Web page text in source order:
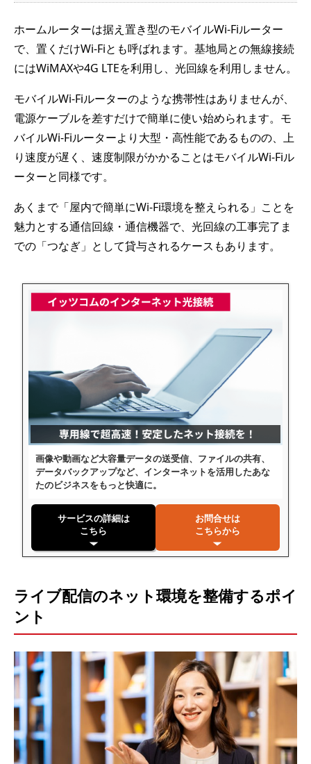
ホームルーターは据え置き型のモバイルWi-Fiルーター
で、置くだけWi-Fiとも呼ばれます。基地局との無線接続
にはWiMAXや4G LTEを利用し、光回線を利用しません。
モバイルWi-Fiルーターのような携帯性はありませんが、
電源ケーブルを差すだけで簡単に使い始められます。モ
バイルWi-Fiルーターより大型・高性能であるものの、上
り速度が遅く、速度制限がかかることはモバイルWi-Fiル
ーターと同様です。
あくまで「屋内で簡単にWi-Fi環境を整えられる」ことを
魅力とする通信回線・通信機器で、光回線の工事完了ま
での「つなぎ」として貸与されるケースもあります。
画像や動画など大容量データの送受信、ファイルの共有、
データバックアップなど、インターネットを活用したあな
たのビジネスをもっと快適に。
サービスの詳細は
こちら
お問合せは
こちらから
ライブ配信のネット環境を整備するポイ
ント